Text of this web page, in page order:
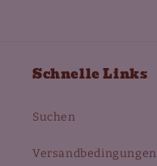
Schnelle Links
Suchen
Versandbedingungen